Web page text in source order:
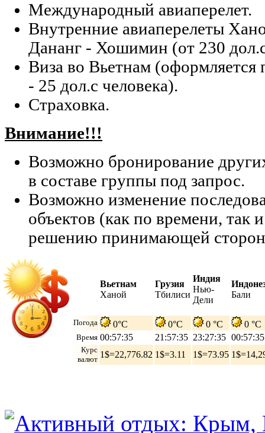
Международный авиаперелет.
Внутренние авиаперелеты
Дананг - Хошимин (от 230
Виза во Вьетнам (оформляется
- 25 дол.с человека).
Страховка.
Внимание!!!
Возможно бронирование
в составе группы под запрос.
Возможно изменение
объектов (как по времени, так
решению принимающей
Вьетнам
Ханой
Грузия
Тбилиси
Индия
Нью-
Дели
Бали
Погода 0°C 0°C 0 °C 0 °C
Время 00:57:36 21:57:36 23:27:36 00:57:36
Курс
валют 1$=22,776.82 1$=3.11 1$=73.95